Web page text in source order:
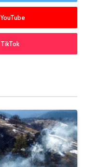
YouTube
TikTok